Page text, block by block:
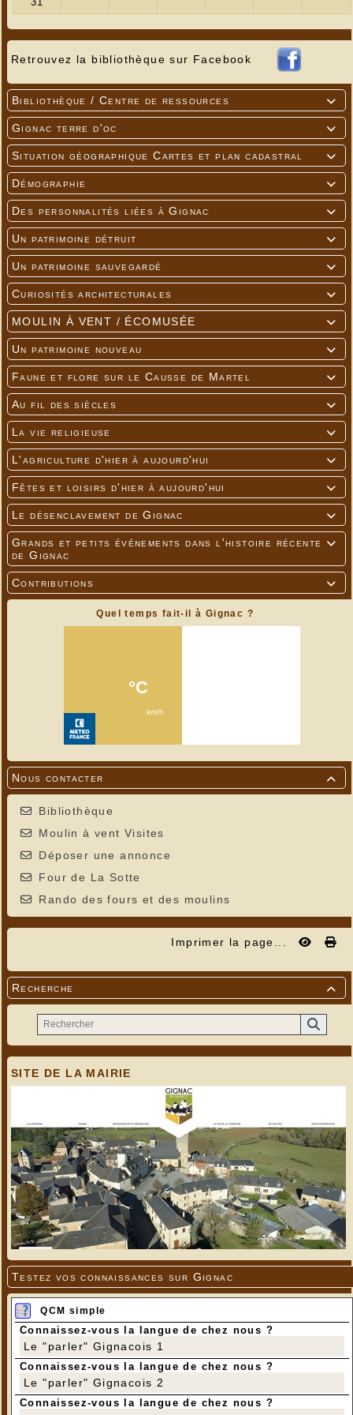
Retrouvez la bibliothèque sur Facebook

Bibliothèque / Centre de ressources

Gignac terre d'oc

Situation géographique Cartes et plan cadastral

Démographie

Des personnalités liées à Gignac

Un patrimoine détruit

Un patrimoine sauvegardé

Curiosités architecturales

MOULIN À VENT / ÉCOMUSÉE

Un patrimoine nouveau

Faune et flore sur le Causse de Martel

Au fil des siècles

La vie religieuse

L'agriculture d'hier à aujourd'hui

Fêtes et loisirs d'hier à aujourd'hui

Le désenclavement de Gignac

Grands et petits événements dans l'histoire récente
de Gignac

Contributions
Quel temps fait-il à Gignac ?

Nous contacter
Bibliothèque
Moulin à vent Visites
Déposer une annonce
Four de La Sotte
Rando des fours et des moulins
Imprimer la page...

Recherche
SITE DE LA MAIRIE
Testez vos connaissances sur Gignac
QCM simple
Connaissez-vous la langue de chez nous ?
Le "parler" Gignacois 1
Connaissez-vous la langue de chez nous ?
Le "parler" Gignacois 2
Connaissez-vous la langue de chez nous ?